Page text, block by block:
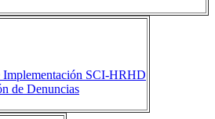
Implementación SCI-HRHD
de Denuncias